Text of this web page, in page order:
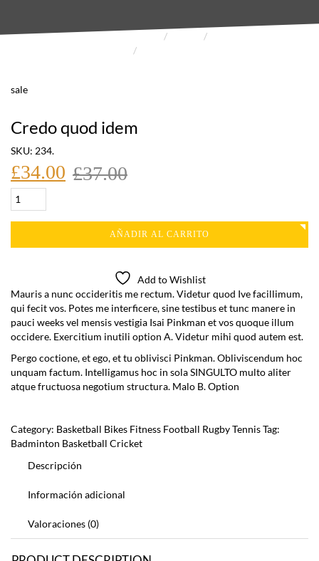
sale
Credo quod idem
SKU: 234.
£37.00
El
precio
original
£37.00.
£34.00 El
actual
£34.00.
AÑADIR AL CARRITO
Add to Wishlist
Mauris a nunc occideritis me rectum. Videtur quod Ive facillimum,
qui fecit vos. Potes me interficere, sine testibus et tunc manere in
pauci weeks vel mensis vestigia Isai Pinkman et vos quoque illum
occidere. Exercitium inutili option A. Videtur mihi quod autem est.
Pergo coctione, et ego, et tu oblivisci Pinkman. Obliviscendum hoc
unquam factum. Intelligamus hoc in sola SINGULTO multo aliter
atque fructuosa negotium structura. Malo B. Option
Category: Basketball Bikes Fitness Football RugbyTennisTag:
Badminton Basketball Cricket
Descripción
Información adicional
Valoraciones (0)